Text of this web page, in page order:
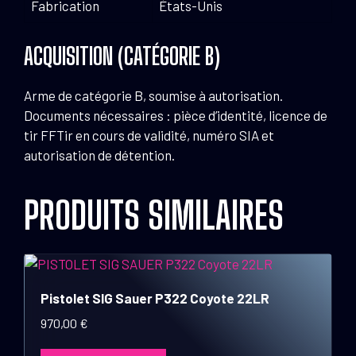
Fabrication États-Unis
ACQUISITION (CATÉGORIE B)
Arme de catégorie B, soumise à autorisation.
Documents nécessaires : pièce d’identité, licence de
tir FFTir en cours de validité, numéro SIA et
autorisation de détention.
PRODUITS SIMILAIRES
Pistolet SIG Sauer P322 Coyote 22LR
970,00 €